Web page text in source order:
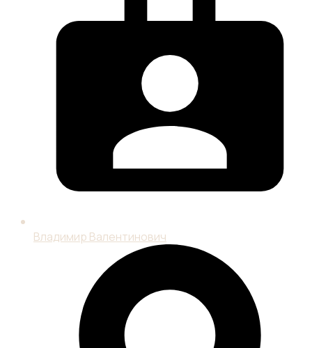
Владимир Валентинович